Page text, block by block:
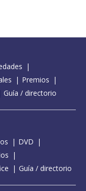
Premios
Guía / directorio
DVD
Guía / directorio